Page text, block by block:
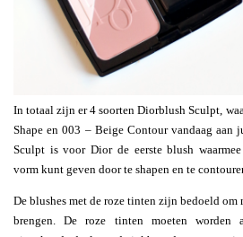
In totaal zijn er 4 soorten Diorblush Sculpt,
Shape en 003 – Beige Contour vandaag
Sculpt is voor Dior de eerste blush
vorm kunt geven door te shapen en te
De blushes met de roze tinten zijn bedoeld
brengen. De roze tinten moeten worden